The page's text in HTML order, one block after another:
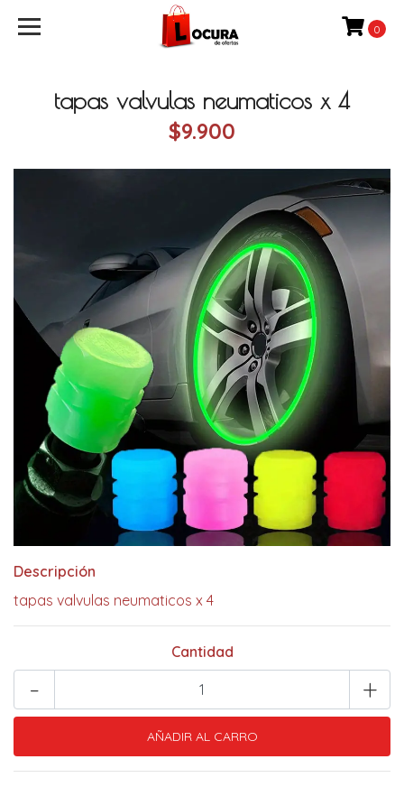
0
tapas valvulas neumaticos x 4
$9.900
Descripción
tapas valvulas neumaticos x 4
Cantidad
+
-